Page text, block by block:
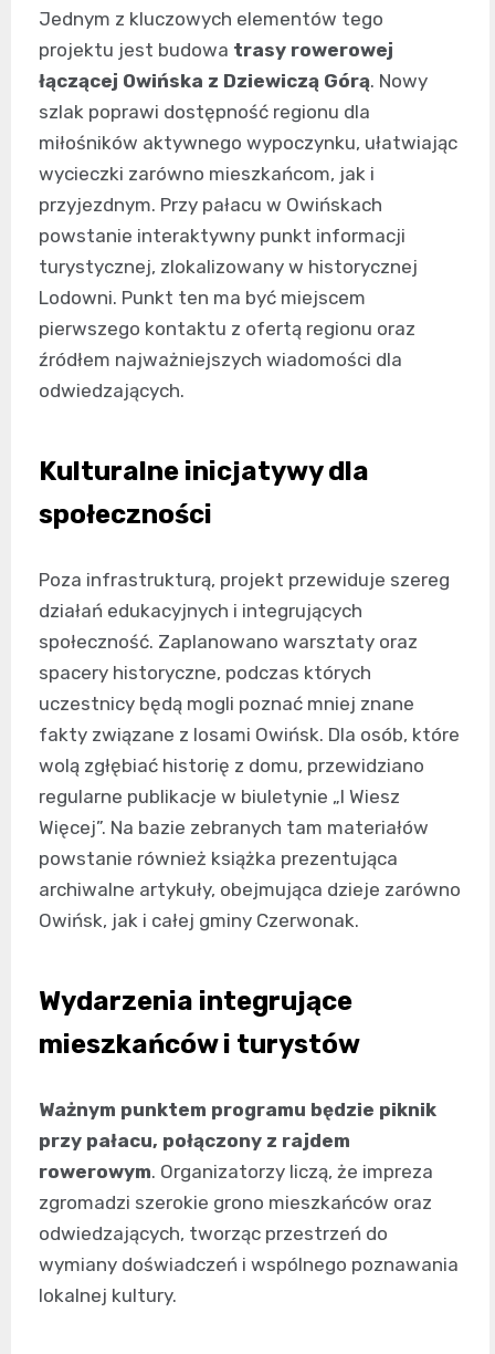
Jednym z kluczowych elementów tego
projektu jest budowa trasy rowerowej
łączącej Owińska z Dziewiczą Górą. Nowy
szlak poprawi dostępność regionu dla
miłośników aktywnego wypoczynku, ułatwiając
wycieczki zarówno mieszkańcom, jak i
przyjezdnym. Przy pałacu w Owińskach
powstanie interaktywny punkt informacji
turystycznej, zlokalizowany w historycznej
Lodowni. Punkt ten ma być miejscem
pierwszego kontaktu z ofertą regionu oraz
źródłem najważniejszych wiadomości dla
odwiedzających.
Kulturalne inicjatywy dla
społeczności
Poza infrastrukturą, projekt przewiduje szereg
działań edukacyjnych i integrujących
społeczność. Zaplanowano warsztaty oraz
spacery historyczne, podczas których
uczestnicy będą mogli poznać mniej znane
fakty związane z losami Owińsk. Dla osób, które
wolą zgłębiać historię z domu, przewidziano
regularne publikacje w biuletynie „I Wiesz
Więcej”. Na bazie zebranych tam materiałów
powstanie również książka prezentująca
archiwalne artykuły, obejmująca dzieje zarówno
Owińsk, jak i całej gminy Czerwonak.
Wydarzenia integrujące
mieszkańców i turystów
Ważnym punktem programu będzie piknik
przy pałacu, połączony z rajdem
rowerowym. Organizatorzy liczą, że impreza
zgromadzi szerokie grono mieszkańców oraz
odwiedzających, tworząc przestrzeń do
wymiany doświadczeń i wspólnego poznawania
lokalnej kultury.